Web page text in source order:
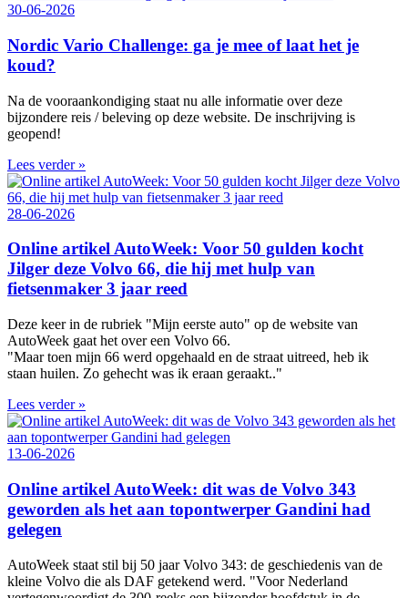
30-06-2026
Nordic Vario Challenge: ga je mee of laat het je
koud?
Na de vooraankondiging staat nu alle informatie over deze
bijzondere reis / beleving op deze website. De inschrijving is
geopend!
Lees verder »
28-06-2026
Online artikel AutoWeek: Voor 50 gulden kocht
Jilger deze Volvo 66, die hij met hulp van
fietsenmaker 3 jaar reed
Deze keer in de rubriek "Mijn eerste auto" op de website van
AutoWeek gaat het over een Volvo 66.
"Maar toen mijn 66 werd opgehaald en de straat uitreed, heb ik
staan huilen. Zo gehecht was ik eraan geraakt.."
Lees verder »
13-06-2026
Online artikel AutoWeek: dit was de Volvo 343
geworden als het aan topontwerper Gandini had
gelegen
AutoWeek staat stil bij 50 jaar Volvo 343: de geschiedenis van de
kleine Volvo die als DAF getekend werd. "Voor Nederland